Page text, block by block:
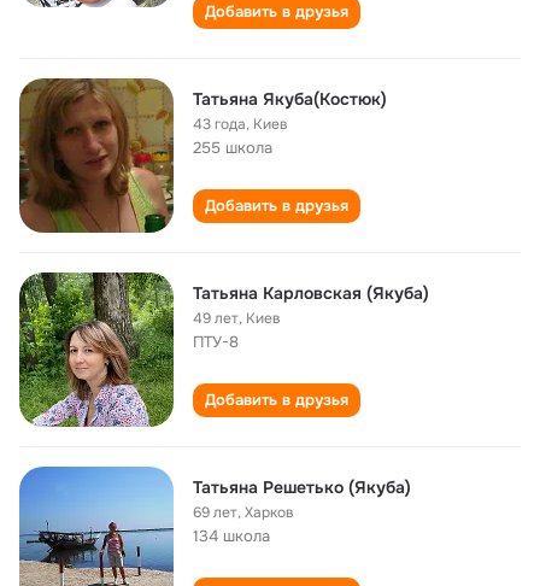
Добавить в друзья
Татьяна Якуба(Костюк)
43 года, Киев
255 школа
Добавить в друзья
Татьяна Карловская (Якуба)
49 лет, Киев
ПТУ-8
Добавить в друзья
Татьяна Решетько (Якуба)
69 лет,Харков
134 школа